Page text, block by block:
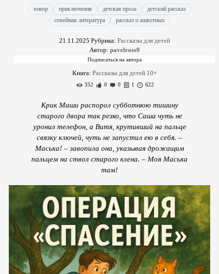
юмор приключения детская проза
детский рассказ
семейная литература
рассказ о животных
21.11.2025 Рубрика: Рассказы для детей
Автор: pavelross9
Книга: Рассказы для детей 10+
352 0 0 1 622
Крик Маши распорол субботнюю тишину
старого двора так резко, что Саша чуть не
уронил телефон, а Витя, крутивший на пальце
связку ключей, чуть не запустил ею в себя. –
Маська! – завопила она, указывая дрожащим
пальцем на ствол старого клена. – Моя Маська
там!